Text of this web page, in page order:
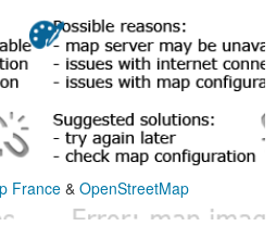
France & OpenStreetMap